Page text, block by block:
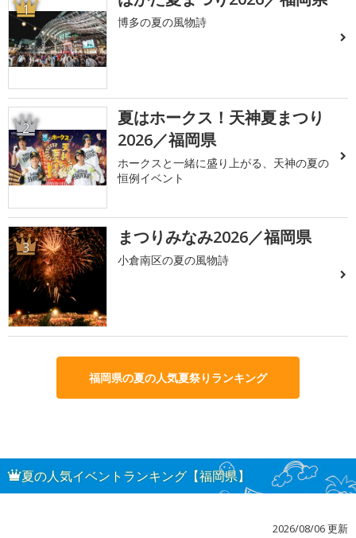
1
博多の夏の風物詩
2
夏はホークス！天神夏まつり
2026／福岡県
ホークスと一緒に盛り上がる、天神の夏の
恒例イベント
3 まつりみなみ2026／福岡県
小倉南区の夏の風物詩
福岡県の夏の人気夏祭りランキング
夏の人気イベントランキング【福岡県】
2026/08/06 更新